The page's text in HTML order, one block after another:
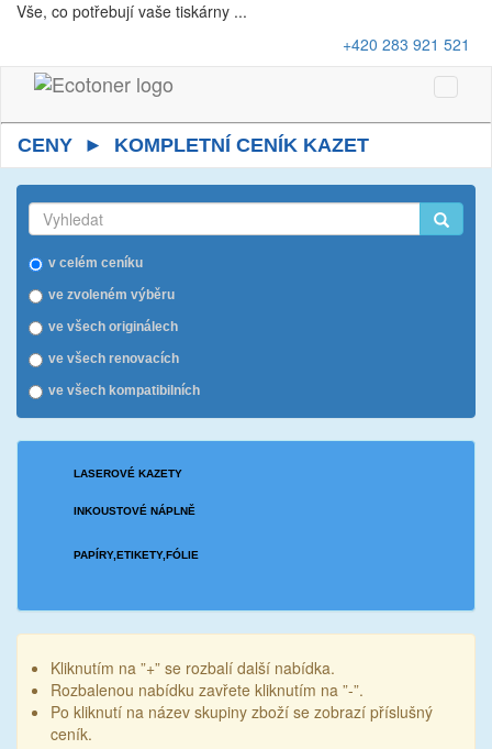
Vše, co potřebují vaše tiskárny ...
+420 283 921 521
Toggle
CENY ► KOMPLETNÍ CENÍK KAZET
v celém ceníku
ve zvoleném výběru
ve všech originálech
ve všech renovacích
ve všech kompatibilních
LASEROVÉ KAZETY
INKOUSTOVÉ NÁPLNĚ
PAPÍRY,ETIKETY,FÓLIE
Kliknutím na ”+” se rozbalí další nabídka.
Rozbalenou nabídku zavřete kliknutím na ”-”.
Po kliknutí na název skupiny zboží se zobrazí příslušný
ceník.